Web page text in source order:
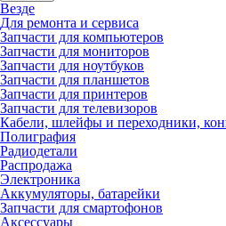
Везде
Для ремонта и сервиса
Запчасти для компьютеров
Запчасти для мониторов
Запчасти для ноутбуков
Запчасти для планшетов
Запчасти для принтеров
Запчасти для телевизоров
Кабели, шлейфы и переходники,
Полиграфия
Радиодетали
Распродажа
Электроника
Аккумуляторы, батарейки
Запчасти для смартофонов
Аксессуары